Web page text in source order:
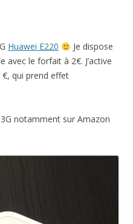
Huawei E220
Je dispose
avec le forfait à 2€. J’active
€, qui prend effet
notamment sur Amazon